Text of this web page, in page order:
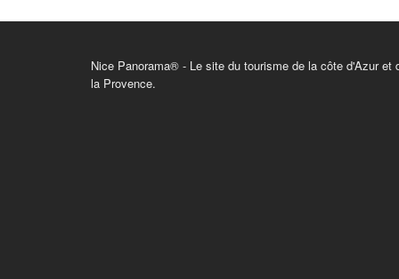
Nice Panorama® - Le site du tourisme de la côte d'Azur et
la Provence.